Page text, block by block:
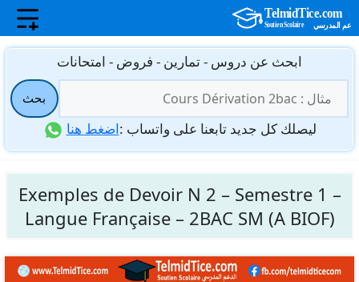
انتقل
المحتوى
ابحث عن دروس - تمارين - فروض - امتحانات
عن:
بحث
ليصلك كل جديد تابعنا على واتساب :اضغط هنا
Exemples de Devoir N 2 – Semestre 1 –
Langue Française – 2BAC SM (A BIOF)